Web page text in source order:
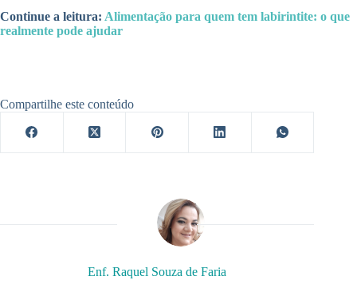
Continue a leitura: Alimentação para quem tem labirintite: o que
realmente pode ajudar
Compartilhe este conteúdo
Enf. Raquel Souza de Faria